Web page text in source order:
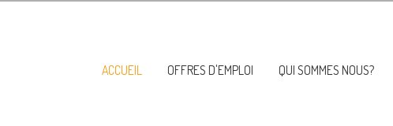
ACCUEIL OFFRES D'EMPLOI QUI SOMMES NOUS?